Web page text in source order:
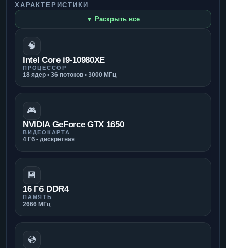
ХАРАКТЕРИСТИКИ
▼ Раскрыть все
🧠
Intel Core i9-10980XE
ПРОЦЕССОР
18 ядер • 36 потоков • 3000 МГц
🎮
NVIDIA GeForce GTX 1650
ВИДЕОКАРТА
4 Гб • дискретная
💾
16 Гб DDR4
ПАМЯТЬ
2666 МГц
💿